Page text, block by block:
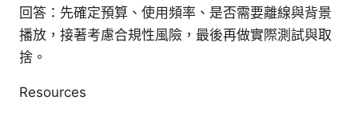
回答：先確定預算、使用頻率、是否需要離線與背景
播放，接著考慮合規性風險，最後再做實際測試與取
捨。
Resources